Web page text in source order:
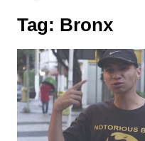
Tag: Bronx